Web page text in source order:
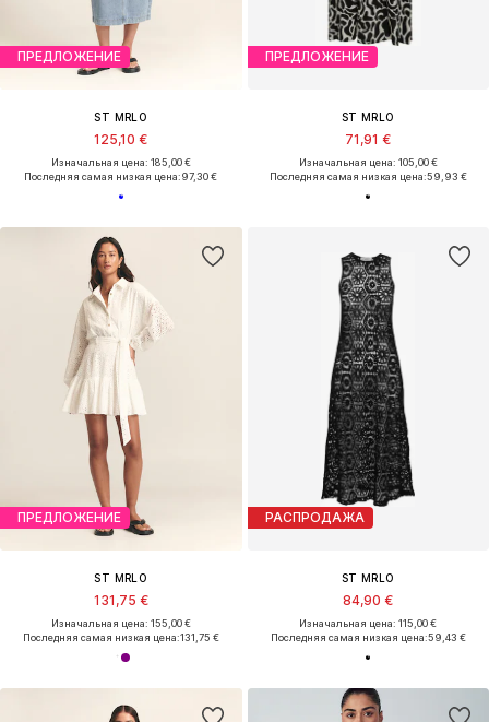
ПРЕДЛОЖЕНИЕ
ST MRLO
125,10 €
Изначальная цена: 185,00 €
Последняя самая низкая цена:97,30 €
ПРЕДЛОЖЕНИЕ
ST MRLO
71,91 €
Изначальная цена: 105,00 €
Последняя самая низкая цена:59,93 €
ПРЕДЛОЖЕНИЕ
ST MRLO
131,75 €
Изначальная цена: 155,00 €
Последняя самая низкая цена:131,75 €
РАСПРОДАЖА
ST MRLO
84,90 €
Изначальная цена: 115,00 €
Последняя самая низкая цена:59,43 €